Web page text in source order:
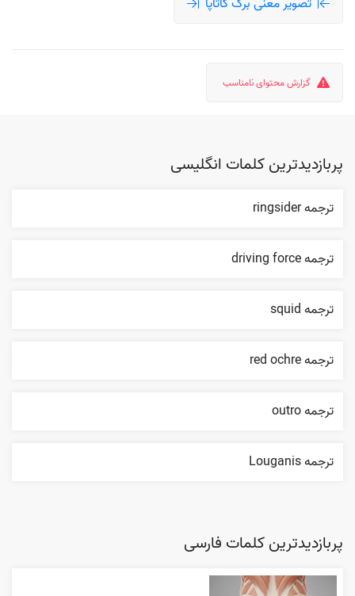
گزارش محتوای نامناسب
پربازدیدترین کلمات انگلیسی
ترجمه ringsider
ترجمه driving force
ترجمه squid
ترجمه red ochre
ترجمه outro
ترجمه Louganis
پربازدیدترین کلمات فارسی